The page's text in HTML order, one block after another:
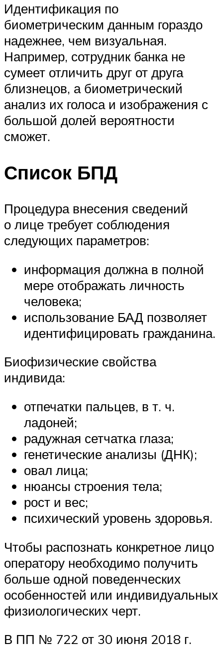
Идентификация по
биометрическим данным гораздо
надежнее, чем визуальная.
Например, сотрудник банка не
сумеет отличить друг от друга
близнецов, а биометрический
анализ их голоса и изображения с
большой долей вероятности
сможет.
Список БПД
Процедура внесения сведений
о лице требует соблюдения
следующих параметров:
информация должна в полной
мере отображать личность
человека;
использование БАД позволяет
идентифицировать гражданина.
Биофизические свойства
индивида:
отпечатки пальцев, в т. ч.
ладоней;
радужная сетчатка глаза;
генетические анализы (ДНК);
овал лица;
нюансы строения тела;
рост и вес;
психический уровень здоровья.
Чтобы распознать конкретное лицо
оператору необходимо получить
больше одной поведенческих
особенностей или индивидуальных
физиологических черт.
В ПП № 722 от 30 июня 2018 г.